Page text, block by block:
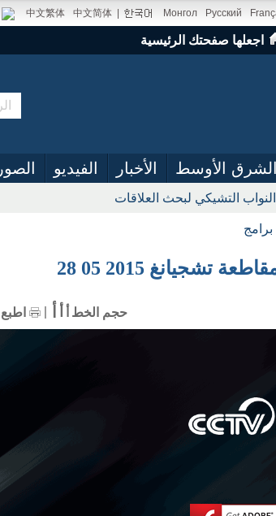
Русский
Монгол
中文简体
中文繁体
اجعلها صفحتك الرئيسية
الشرق الأوسط الأخبار الفيديو الصور
التشيكي لبحث العلاقات
2015 05 28
اطبع حجم الخط